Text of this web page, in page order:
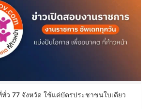
ว 77 จังหวัด ใช้แค่บัตรประชาชนใบเดียว